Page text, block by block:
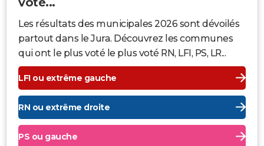
Les résultats des municipales 2026 sont dévoilés
partout dans le Jura. Découvrez les communes
qui ont le plus voté le plus voté RN, LFI, PS, LR...
LFI ou extrême gauche
RN ou extrême droite
PS ou gauche